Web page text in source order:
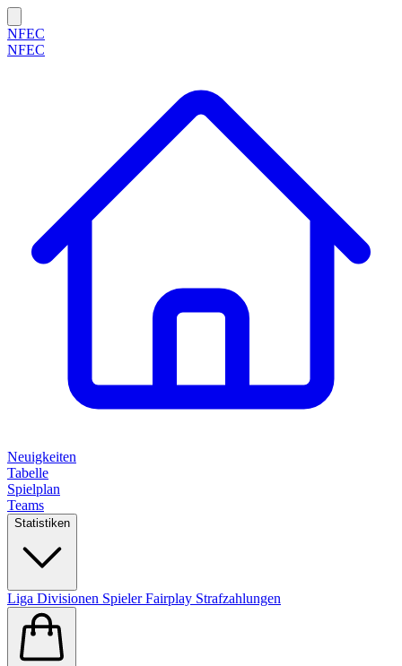
NFEC
NFEC
Neuigkeiten
Tabelle
Spielplan
Teams
Statistiken
Liga Divisionen SpielerFairplay Strafzahlungen